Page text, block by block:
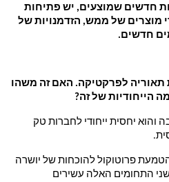
חדשים שמוצעים, יש פתיחות
מוצרים של ממש, הזדמנויות של
חדשים.
לפרקטיקה. האם זה משהו
הייחודיות של זה?
יחסית ייחודי לחברות טק
פרוטוקול להוכחות של יושרה
שני התחומים האלה עשירים